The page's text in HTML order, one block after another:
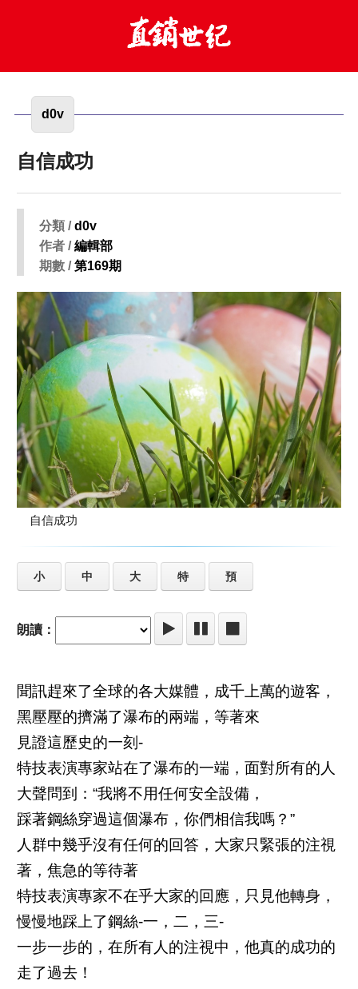
d0v
自信成功
分類 /d0v
作者 /編輯部
期數 /第169期
自信成功
小 中 大 特 預
朗讀：
聞訊趕來了全球的各大媒體，成千上萬的遊客，
黑壓壓的擠滿了瀑布的兩端，等著來
見證這歷史的一刻-
特技表演專家站在了瀑布的一端，面對所有的人
大聲問到：“我將不用任何安全設備，
踩著鋼絲穿過這個瀑布，你們相信我嗎？”
人群中幾乎沒有任何的回答，大家只緊張的注視
著，焦急的等待著
特技表演專家不在乎大家的回應，只見他轉身，
慢慢地踩上了鋼絲-一，二，三-
一步一步的，在所有人的注視中，他真的成功的
走了過去！